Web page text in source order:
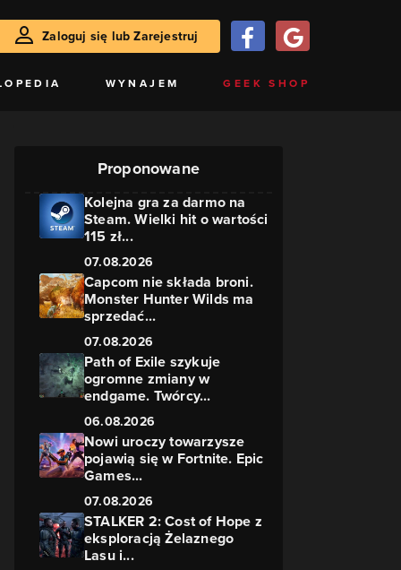
Zaloguj się lub Zarejestruj
WYNAJEM GEEK SHOP
Proponowane
Kolejna gra za darmo na
Steam. Wielki hit o wartości
115 zł...
07.08.2026
Capcom nie składa broni.
Monster Hunter Wilds ma
sprzedać...
07.08.2026
Path of Exile szykuje
ogromne zmiany w
endgame. Twórcy...
06.08.2026
Nowi uroczy towarzysze
pojawią się w Fortnite. Epic
Games...
07.08.2026
STALKER 2: Cost of Hope z
eksploracją Żelaznego
Lasu i...